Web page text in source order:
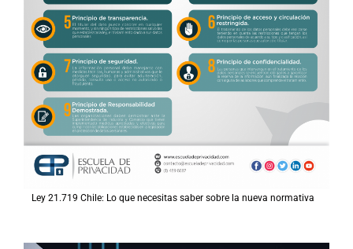
Ley 21.719 Chile: Lo que necesitas saber sobre la nueva normativa